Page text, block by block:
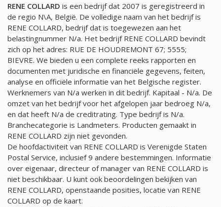
RENE COLLARD is een bedrijf dat 2007 is geregistreerd in
de regio N\A, België. De volledige naam van het bedrijf is
RENE COLLARD, bedrijf dat is toegewezen aan het
belastingnummer N/a. Het bedrijf RENE COLLARD bevindt
zich op het adres: RUE DE HOUDREMONT 67; 5555;
BIEVRE. We bieden u een complete reeks rapporten en
documenten met juridische en financiële gegevens, feiten,
analyse en officiële informatie van het Belgische register.
Werknemers van N/a werken in dit bedrijf. Kapitaal - N/a. De
omzet van het bedrijf voor het afgelopen jaar bedroeg N/a,
en dat heeft N/a de creditrating. Type bedrijf is N/a.
Branchecategorie is Landmeters. Producten gemaakt in
RENE COLLARD zijn niet gevonden.
De hoofdactiviteit van RENE COLLARD is Verenigde Staten
Postal Service, inclusief 9 andere bestemmingen. Informatie
over eigenaar, directeur of manager van RENE COLLARD is
niet beschikbaar. U kunt ook beoordelingen bekijken van
RENE COLLARD, openstaande posities, locatie van RENE
COLLARD op de kaart.